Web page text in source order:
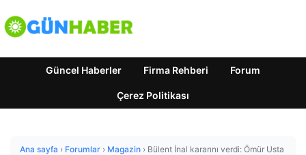
Güncel Haberler Firma Rehberi Forum
Çerez Politikası
Ana sayfa › Forumlar › Magazin › Bülent İnal kararını verdi: Ömür Usta